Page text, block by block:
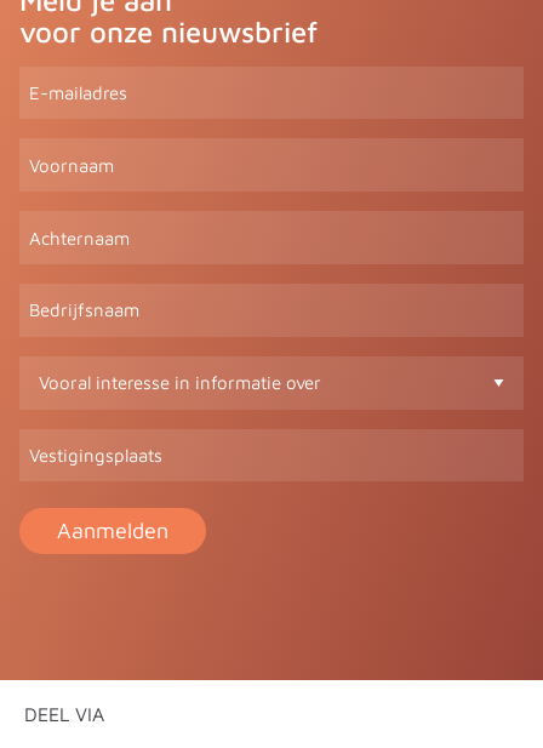
voor onze nieuwsbrief
E-
Achternaam
Bedrijfsnaam
Vooral
over
(Vereist)
Vestigingsplaats
DEEL VIA